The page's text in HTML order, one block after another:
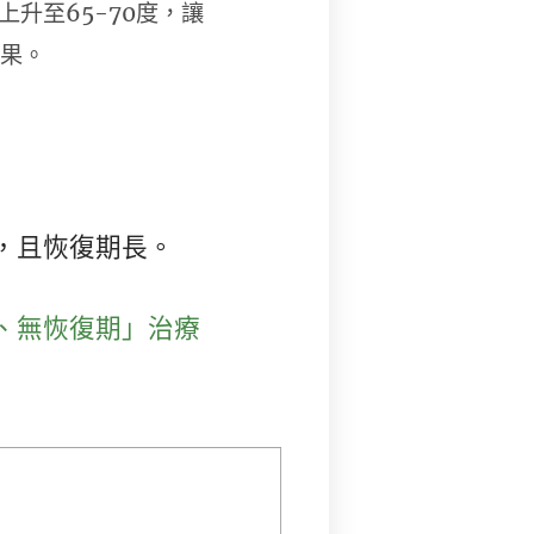
升至65-70度，讓
。
且恢復期長。
無恢復期」治療